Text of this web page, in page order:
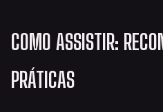
COMO ASSISTIR:
PRÁTICAS